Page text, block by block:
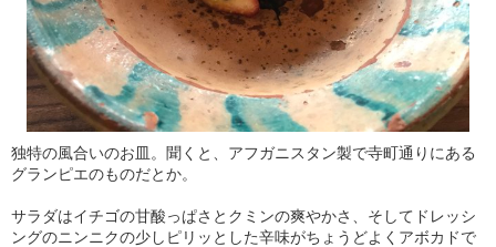
独特の風合いのお皿。聞くと、アフガニスタン製で寺町通りにある
グランピエのものだとか。
サラダはイチゴの甘酸っぱさとクミンの爽やかさ、そしてドレッシ
ングのニンニクの少しピリッとした辛味がちょうどよくアボカドで